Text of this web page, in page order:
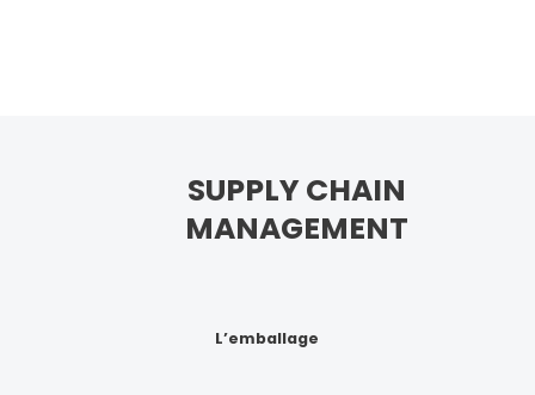
SUPPLY CHAIN
MANAGEMENT
L’emballage